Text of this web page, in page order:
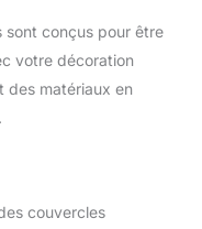
sont conçus pour être
votre décoration
des matériaux en
couvercles